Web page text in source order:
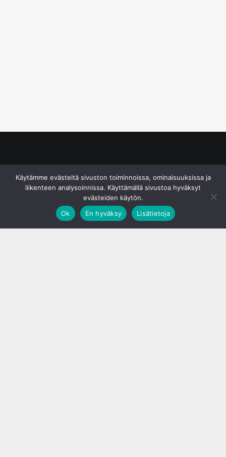
Käytämme evästeitä sivuston toiminnoissa, ominaisuuksissa ja
liikenteen analysoinnissa. Käyttämällä sivustoa hyväksyt
evästeiden käytön.
Ok
En hyväksy Lisätietoja